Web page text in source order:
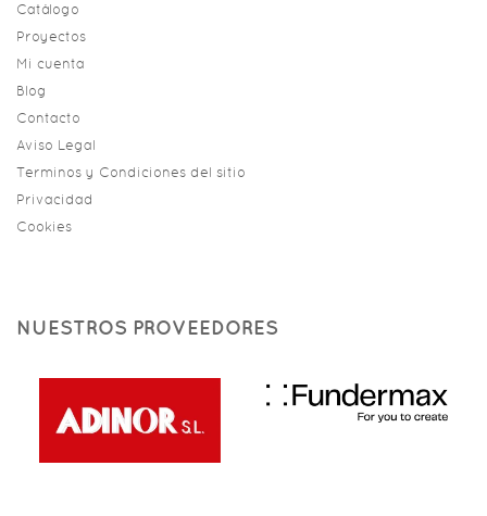
Catálogo
Proyectos
Mi cuenta
Blog
Contacto
Aviso Legal
Terminos y Condiciones del sitio
Privacidad
Cookies
NUESTROS PROVEEDORES